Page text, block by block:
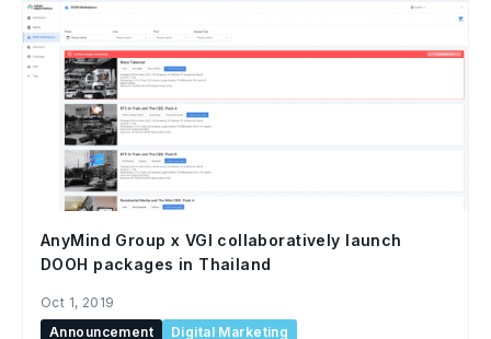
AnyMind Group x VGI collaboratively launch
DOOH packages in Thailand
Oct 1, 2019
Announcement
Digital Marketing